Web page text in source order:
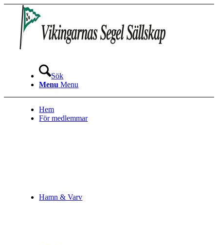
Sök
Menu Menu
Hem
För medlemmar
Hamn & Varv